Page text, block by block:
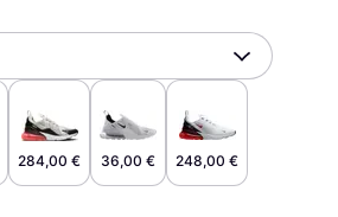
Kirjat, Elokuvat ja Musiikki
284,00 € 36,00 € 248,00 €